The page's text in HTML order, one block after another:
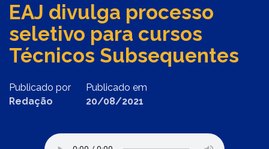
EAJ divulga processo
seletivo para cursos
Técnicos Subsequentes
Publicado por
Redação
Publicado em
20/08/2021